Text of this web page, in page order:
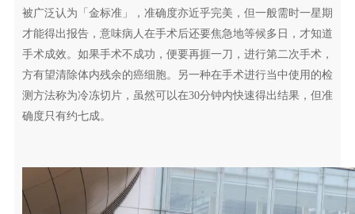
被广泛认为「金标准」，准确度亦近乎完美，但一般需时一星期
才能得出报告，意味病人在手术后还要焦急地等候多日，才知道
手术成效。如果手术不成功，便要再捱一刀，进行第二次手术，
方有望清除体内残余的癌细胞。另一种在手术进行当中使用的检
测方法称为冷冻切片，虽然可以在30分钟内快速得出结果，但准
确度只有约七成。